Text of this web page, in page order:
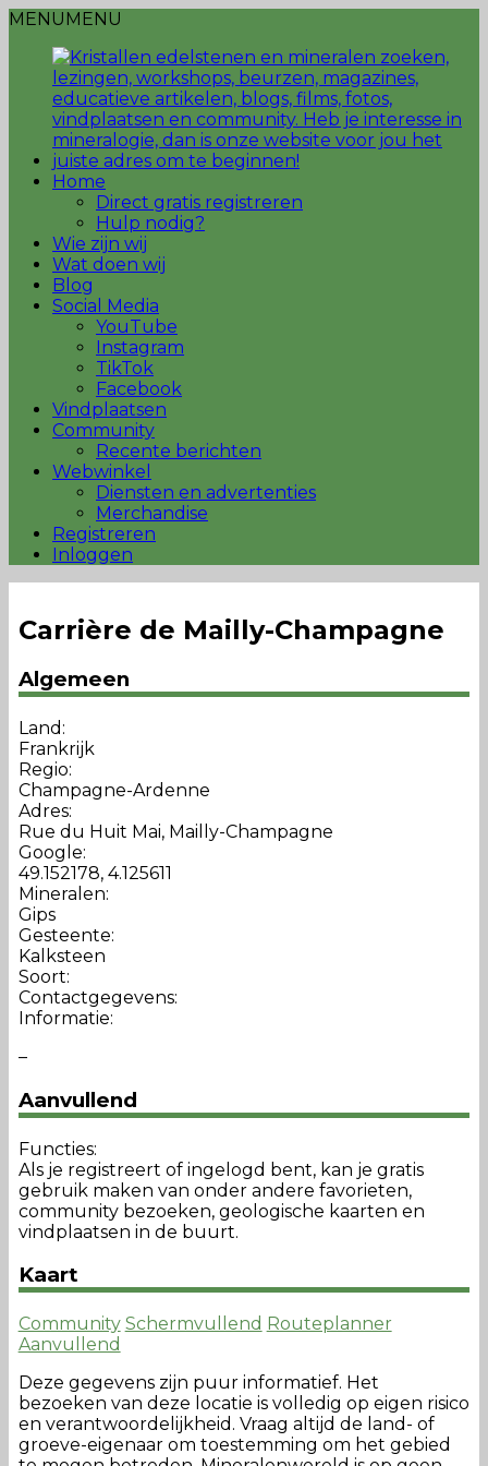
MENUMENU
Home
Direct gratis registreren
Hulp nodig?
Wie zijn wij
Wat doen wij
Blog
Social Media
YouTube
Instagram
TikTok
Facebook
Vindplaatsen
Community
Recente berichten
Webwinkel
Diensten en advertenties
Merchandise
Registreren
Inloggen
Carrière de Mailly-Champagne
Algemeen
Land:
Frankrijk
Regio:
Champagne-Ardenne
Adres:
Rue du Huit Mai, Mailly-Champagne
Google:
49.152178, 4.125611
Mineralen:
Gips
Gesteente:
Kalksteen
Soort:
Contactgegevens:
Informatie:
–
Aanvullend
Functies:
Als je registreert of ingelogd bent, kan je gratis
gebruik maken van onder andere favorieten,
community bezoeken, geologische kaarten en
vindplaatsen in de buurt.
Kaart
Community Schermvullend Routeplanner
Aanvullend
Deze gegevens zijn puur informatief. Het
bezoeken van deze locatie is volledig op eigen risico
en verantwoordelijkheid. Vraag altijd de land- of
groeve-eigenaar om toestemming om het gebied